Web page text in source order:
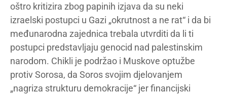
oštro kritizira zbog papinih izjava da su neki
izraelski postupci u Gazi „okrutnost a ne rat“ i da bi
međunarodna zajednica trebala utvrditi da li ti
postupci predstavljaju genocid nad palestinskim
narodom. Chikli je podržao i Muskove optužbe
protiv Sorosa, da Soros svojim djelovanjem
„nagriza strukturu demokracije“ jer financijski